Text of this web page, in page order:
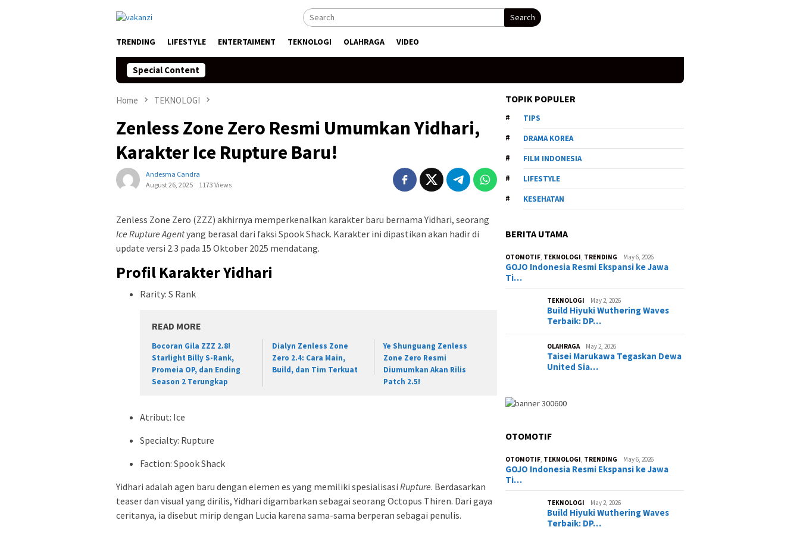
Search
TRENDING LIFESTYLE ENTERTAIMENT TEKNOLOGI OLAHRAGA VIDEO
Special Content
Home TEKNOLOGI
Zenless Zone Zero Resmi Umumkan Yidhari,
Karakter Ice Rupture Baru!
Andesma Candra
August 26, 2025
1173 Views
Zenless Zone Zero (ZZZ) akhirnya memperkenalkan karakter baru bernama Yidhari, seorang
Ice Rupture Agentyang berasal dari faksi Spook Shack. Karakter ini dipastikan akan hadir di
update versi 2.3 pada 15 Oktober 2025 mendatang.
Profil Karakter Yidhari
Rarity: S Rank
READ MORE
Bocoran Gila ZZZ 2.8!
Starlight Billy S-Rank,
Promeia OP, dan Ending
Season 2 Terungkap
Dialyn Zenless Zone
Zero 2.4: Cara Main,
Build, dan Tim Terkuat
Ye Shunguang Zenless
Zone Zero Resmi
Diumumkan Akan Rilis
Patch 2.5!
Atribut: Ice
Specialty: Rupture
Faction: Spook Shack
Yidhari adalah agen baru dengan elemen es yang memiliki spesialisasi Rupture. Berdasarkan
teaser dan visual yang dirilis, Yidhari digambarkan sebagai seorang Octopus Thiren. Dari gaya
ceritanya, ia disebut mirip dengan Lucia karena sama-sama berperan sebagai penulis.
TOPIK POPULER
TIPS
DRAMA KOREA
FILM INDONESIA
LIFESTYLE
KESEHATAN
BERITA UTAMA
OTOMOTIF, TEKNOLOGI, TRENDING May 6, 2026
GOJO Indonesia Resmi Ekspansi ke Jawa
Ti…
TEKNOLOGI May 2, 2026
Build Hiyuki Wuthering Waves
Terbaik: DP…
OLAHRAGA May 2, 2026
Taisei Marukawa Tegaskan Dewa
United Sia…
OTOMOTIF
OTOMOTIF, TEKNOLOGI, TRENDING May 6, 2026
GOJO Indonesia Resmi Ekspansi ke Jawa
Ti…
TEKNOLOGI May 2, 2026
Build Hiyuki Wuthering Waves
Terbaik: DP…